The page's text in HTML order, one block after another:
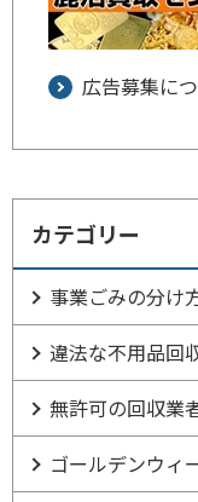
広告募集に
カテゴリー
事業ごみの分け
違法な不用品回
無許可の回収業
ゴールデンウィ